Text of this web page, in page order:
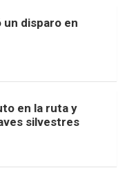
disparo en
en la ruta y
silvestres